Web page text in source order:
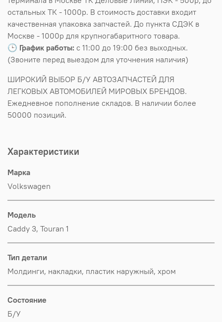
остальных ТК - 1000р. В стоимость доставки входит
качественная упаковка запчастей. До пункта СДЭК в
Москве - 1000р для крупногабаритного товара.
🕒 График работы: с 11:00 до 19:00 без выходных.
(Звоните перед выездом для уточнения наличия)
ШИРОКИЙ ВЫБОР Б/У АВТОЗАПЧАСТЕЙ ДЛЯ
ЛЕГКОВЫХ АВТОМОБИЛЕЙ МИРОВЫХ БРЕНДОВ.
Ежедневное пополнение складов. В наличии более
50000 позиций.
Характеристики
Марка
Volkswagen
Модель
Caddy 3, Touran 1
Тип детали
Молдинги, накладки, пластик наружный, хром
Состояние
Б/У